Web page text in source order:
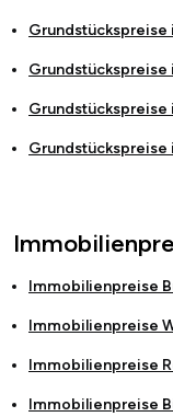
Grundstückspreise
Grundstückspreise
Grundstückspreise
Grundstückspreise
Immobilienpreise
Immobilienpreise
Immobilienpreise
Immobilienpreise